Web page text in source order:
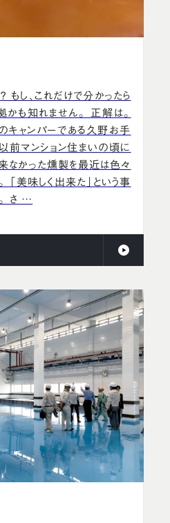
もし、これだけで分かったら
かも知れません。 正解は。
キャンパーである久野お手
前マンション住まいの頃に
なかった燻製を最近は色々
「美味しく出来た」という事
さ …